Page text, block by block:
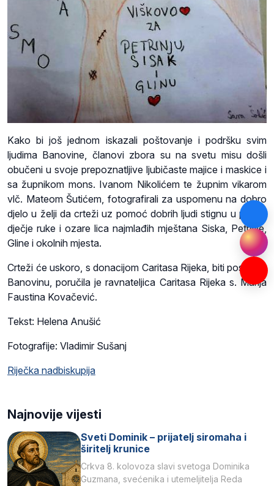
Kako bi još jednom iskazali poštovanje i podršku svim
ljudima Banovine, članovi zbora su na svetu misu došli
obučeni u svoje prepoznatljive ljubičaste majice i maskice i
sa župnikom mons. Ivanom Nikolićem te župnim vikarom
vlč. Mateom Šutićem, fotografirali za uspomenu na dobro
djelo u želji da crteži uz pomoć dobrih ljudi stignu u prave,
dječje ruke i ozare lica najmlađih mještana Siska, Petrinje,
Gline i okolnih mjesta.
Crteži će uskoro, s donacijom Caritasa Rijeka, biti poslani u
Banovinu, poručila je ravnateljica Caritasa Rijeka s. Marija
Faustina Kovačević.
Tekst: Helena Anušić
Fotografije: Vladimir Sušanj
Riječka nadbiskupija
Najnovije vijesti
Sveti Dominik – prijatelj siromaha i
širitelj krunice
Crkva 8. kolovoza slavi svetoga Dominika
Guzmana, svećenika i utemeljitelja Reda